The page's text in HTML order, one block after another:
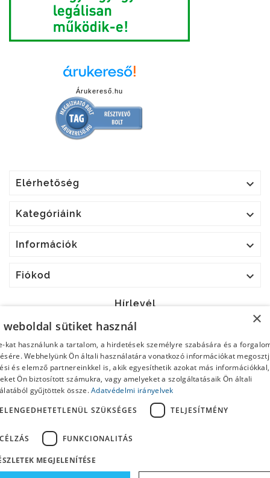
Árukereső.hu
Elérhetőség 
Kategóriáink 
Információk 
Fiókod 
Hírlevél
Bármikor leiratkozhatsz. Ehhez keresd meg az elérhetőségi
adatainkat a jogi nyilatkozatban.
Elolvastam és elfogadom az
Feltételeketés azAdatkezelési tájékoztatót
© 2024 Gurulapirula.hu
×
weboldal sütiket használ
kat használunk a tartalom, a hirdetések személyre szabására és a
Webhelyünk Ön általi használatára vonatkozó információkat
és elemző partnereinkkel is, akik egyesíthetik azokat más információkkal,
Ön biztosított számukra, vagy amelyeket a szolgáltatásaik Ön általi
gyűjtöttek össze.Adatvédelmi irányelvek
SZÜKSÉGES
TELJESÍTMÉNY
FUNKCIONALITÁS
MEGJELENÍTÉSE